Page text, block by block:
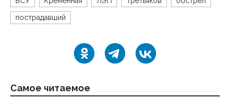
пострадавший
Самое читаемое